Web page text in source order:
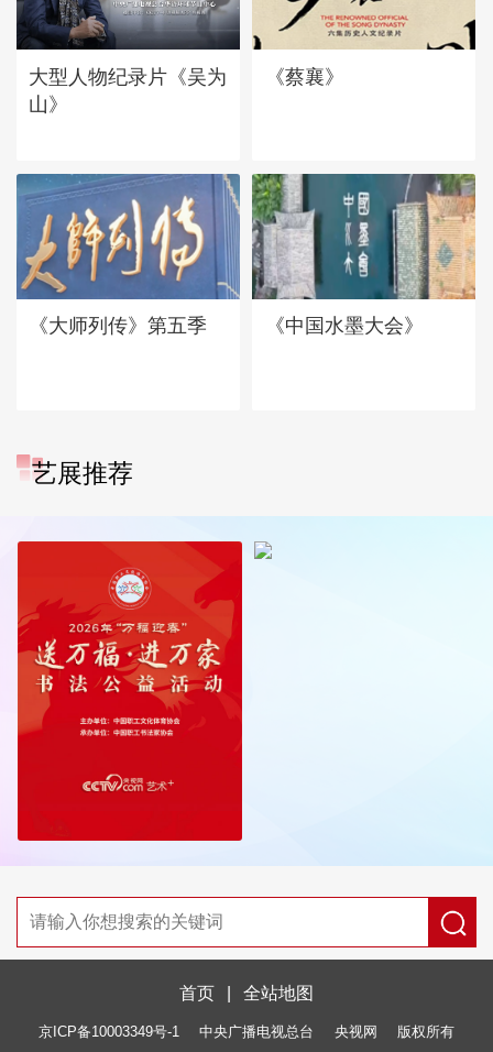
大型人物纪录片《吴为
山》
《蔡襄》
《大师列传》第五季 《中国水墨大会》
艺展推荐
首页 全站地图
京ICP备10003349号-1 中央广播电视总台 央视网 版权所有